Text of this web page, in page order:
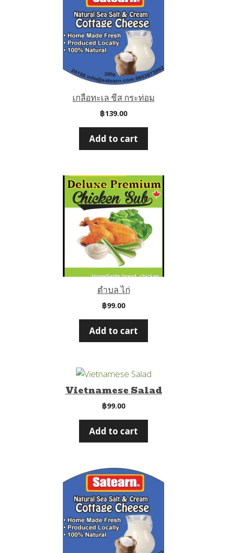
เกลือทะเล ชีส กระท่อม
฿139.00
Add to cart
ตำบล ไก่
฿99.00
Add to cart
Vietnamese Salad
฿99.00
Add to cart